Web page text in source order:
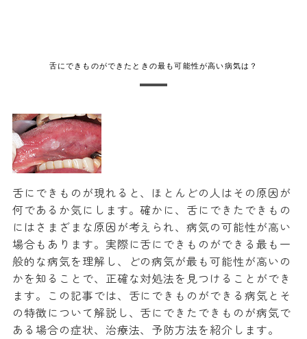
舌にできものができたときの最も可能性が高い病気は？
舌にできものが現れると、ほとんどの人はその原因が
何であるか気にします。確かに、舌にできたできもの
にはさまざまな原因が考えられ、病気の可能性が高い
場合もあります。実際に舌にできものができる最も一
般的な病気を理解し、どの病気が最も可能性が高いの
かを知ることで、正確な対処法を見つけることができ
ます。この記事では、舌にできものができる病気とそ
の特徴について解説し、舌にできたできものが病気で
ある場合の症状、治療法、予防方法を紹介します。